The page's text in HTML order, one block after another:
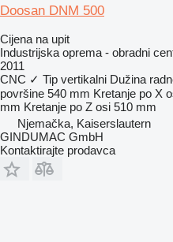
Doosan DNM 500
Cijena na upit
Industrijska oprema - obradni
2011
CNC ✓ Tip vertikalni Dužina
površine 540 mm Kretanje po X
mm Kretanje po Z osi 510 mm
Njemačka, Kaiserslautern
GINDUMAC GmbH
Kontaktirajte prodavca